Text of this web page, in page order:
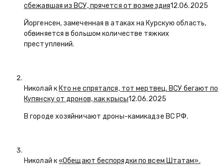
сбежавшая из ВСУ, прячется от возмездия12.06.2025
Йоргенсен, замеченная в атаках на Курскую область,
обвиняется в большом количестве тяжких
преступлений.
Николай к Кто не спрятался, тот мертвец. ВСУ бегают по
Купянску от дронов, как крысы12.06.2025
В городе хозяйничают дроны-камикадзе ВС РФ.
Николай к«Обещают беспорядки по всем Штатам».